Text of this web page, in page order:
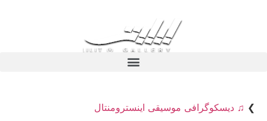
❯ ♫ دیسکوگرافی موسیقی اینسترومنتال